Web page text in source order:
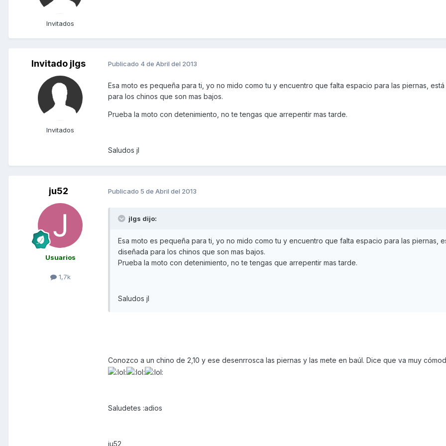
Invitados
Invitado jlgs
Invitados
Publicado 4 de Abril del 2013
Esa moto es pequeña para ti, yo no mido como tu y encuentro que falta espacio para las piernas,
para los chinos que son mas bajos.
Prueba la moto con detenimiento, no te tengas que arrepentir mas tarde.
Saludos jl
ju52
Usuarios
1,7k
Publicado 5 de Abril del 2013
jlgs dijo:
Esa moto es pequeña para ti, yo no mido como tu y encuentro que falta espacio para las piernas,
diseñada para los chinos que son mas bajos.
Prueba la moto con detenimiento, no te tengas que arrepentir mas tarde.
Saludos jl
Conozco a un chino de 2,10 y ese desenrrosca las piernas y las mete en baúl. Dice que va muy
Saludetes :adios
ju52